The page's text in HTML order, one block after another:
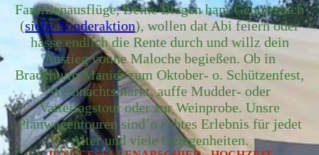
Familienausflüge, Deine Blagen ham Geburtztach
(siehe Sonderaktion), wollen dat Abi feiern oder
hasse endlich die Rente durch und willz dein
Austieg vonne Maloche begießen. Ob in
Brauchtum Manier zum Oktober- o. Schützenfest,
Weihnachtsmarkt, auffe Mudder- oder
Vattertagstour oder zur Weinprobe. Unsre
Planwagentouren sind´n echtes Erlebnis für jedet
Alter und viele Gelegenheiten.